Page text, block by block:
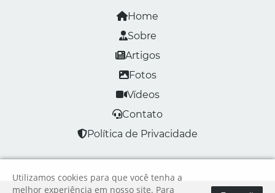
Home
Sobre
Artigos
Fotos
Vídeos
Contato
Política de Privacidade
Utilizamos cookies para que você tenha a
melhor experiência em nosso site. Para